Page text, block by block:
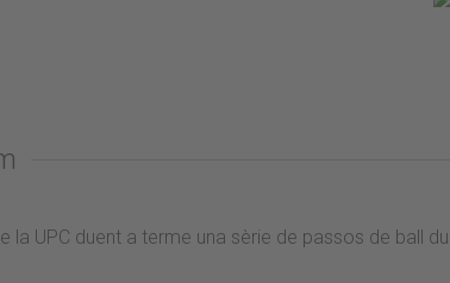
la UPC duent a terme una sèrie de passos de ball